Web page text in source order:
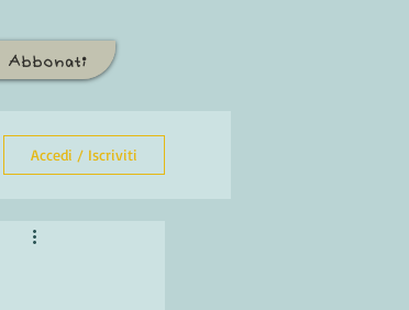
Abbonati
Accedi / Iscriviti